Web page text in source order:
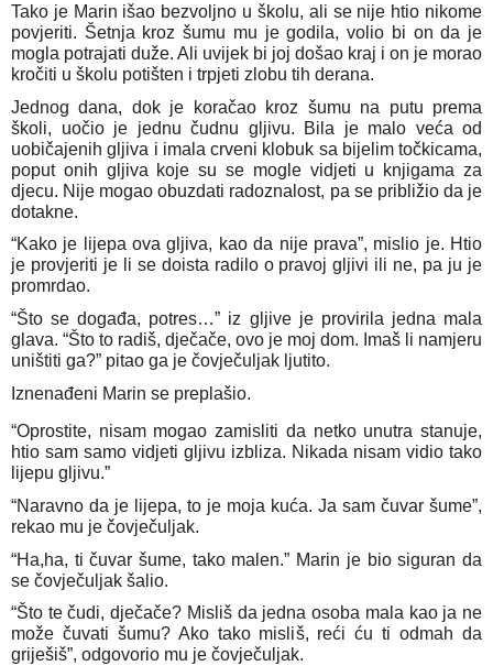
Tako je Marin išao bezvoljno u školu, ali se nije htio nikome
povjeriti. Šetnja kroz šumu mu je godila, volio bi on da je
mogla potrajati duže. Ali uvijek bi joj došao kraj i on je morao
kročiti u školu potišten i trpjeti zlobu tih derana.
Jednog dana, dok je koračao kroz šumu na putu prema
školi, uočio je jednu čudnu gljivu. Bila je malo veća od
uobičajenih gljiva i imala crveni klobuk sa bijelim točkicama,
poput onih gljiva koje su se mogle vidjeti u knjigama za
djecu. Nije mogao obuzdati radoznalost, pa se približio da je
dotakne.
“Kako je lijepa ova gljiva, kao da nije prava”, mislio je. Htio
je provjeriti je li se doista radilo o pravoj gljivi ili ne, pa ju je
promrdao.
“Što se događa, potres…” iz gljive je provirila jedna mala
glava. “Što to radiš, dječače, ovo je moj dom. Imaš li namjeru
uništiti ga?” pitao ga je čovječuljak ljutito.
Iznenađeni Marin se preplašio.
“Oprostite, nisam mogao zamisliti da netko unutra stanuje,
htio sam samo vidjeti gljivu izbliza. Nikada nisam vidio tako
lijepu gljivu.”
“Naravno da je lijepa, to je moja kuća. Ja sam čuvar šume”,
rekao mu je čovječuljak.
“Ha,ha, ti čuvar šume, tako malen.” Marin je bio siguran da
se čovječuljak šalio.
“Što te čudi, dječače? Misliš da jedna osoba mala kao ja ne
može čuvati šumu? Ako tako misliš, reći ću ti odmah da
griješiš”, odgovorio mu je čovječuljak.